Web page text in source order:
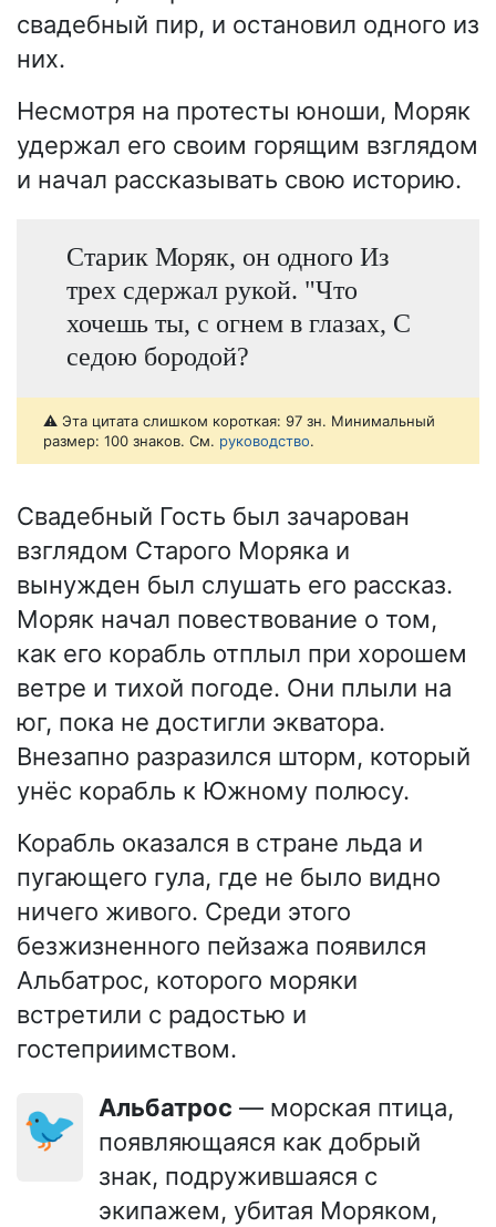
свадебный пир, и остановил одного из
них.
Несмотря на протесты юноши, Моряк
удержал его своим горящим взглядом
и начал рассказывать свою историю.
Старик Моряк, он одного Из
трех сдержал рукой. "Что
хочешь ты, с огнем в глазах, С
седою бородой?
⚠️ Эта цитата слишком короткая: 97 зн. Минимальный
размер: 100 знаков. См. руководство.
Свадебный Гость был зачарован
взглядом Старого Моряка и
вынужден был слушать его рассказ.
Моряк начал повествование о том,
как его корабль отплыл при хорошем
ветре и тихой погоде. Они плыли на
юг, пока не достигли экватора.
Внезапно разразился шторм, который
унёс корабль к Южному полюсу.
Корабль оказался в стране льда и
пугающего гула, где не было видно
ничего живого. Среди этого
безжизненного пейзажа появился
Альбатрос, которого моряки
встретили с радостью и
гостеприимством.
🐦 Альбатрос — морская птица,
появляющаяся как добрый
знак, подружившаяся с
экипажем, убитая Моряком,